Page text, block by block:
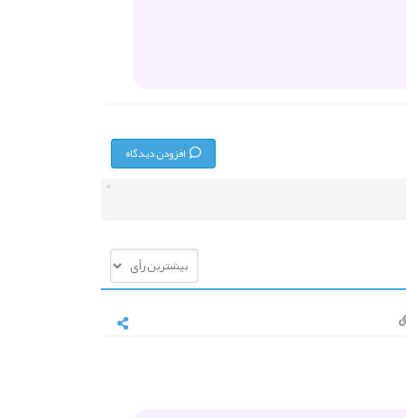
افزودن دیدگاه